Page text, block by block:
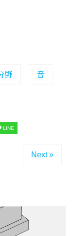
野 音
LINE
Next »